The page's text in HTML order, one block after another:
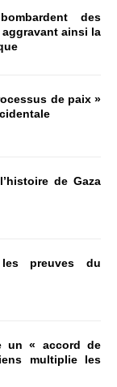
des
ainsi la
de paix »
de Gaza
preuves du
un « accord de
multiplie les